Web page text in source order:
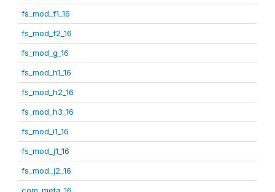
fs_mod_f1_16
fs_mod_f2_16
fs_mod_g_16
fs_mod_h1_16
fs_mod_h2_16
fs_mod_h3_16
fs_mod_i1_16
fs_mod_j1_16
fs_mod_j2_16